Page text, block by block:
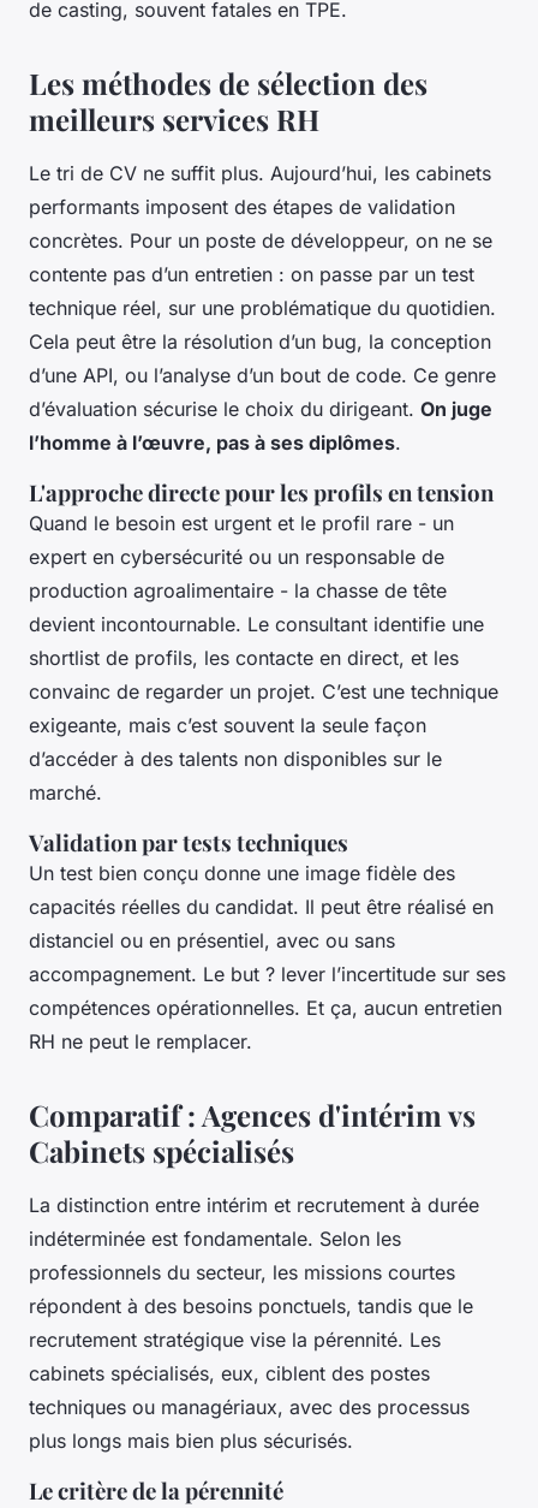
de casting, souvent fatales en TPE.
Les méthodes de sélection des
meilleurs services RH
Le tri de CV ne suffit plus. Aujourd’hui, les cabinets
performants imposent des étapes de validation
concrètes. Pour un poste de développeur, on ne se
contente pas d’un entretien : on passe par un test
technique réel, sur une problématique du quotidien.
Cela peut être la résolution d’un bug, la conception
d’une API, ou l’analyse d’un bout de code. Ce genre
d’évaluation sécurise le choix du dirigeant. On juge
l’homme à l’œuvre, pas à ses diplômes.
L'approche directe pour les profils en tension
Quand le besoin est urgent et le profil rare - un
expert en cybersécurité ou un responsable de
production agroalimentaire - la chasse de tête
devient incontournable. Le consultant identifie une
shortlist de profils, les contacte en direct, et les
convainc de regarder un projet. C’est une technique
exigeante, mais c’est souvent la seule façon
d’accéder à des talents non disponibles sur le
marché.
Validation par tests techniques
Un test bien conçu donne une image fidèle des
capacités réelles du candidat. Il peut être réalisé en
distanciel ou en présentiel, avec ou sans
accompagnement. Le but ? lever l’incertitude sur ses
compétences opérationnelles. Et ça, aucun entretien
RH ne peut le remplacer.
Comparatif : Agences d'intérim vs
Cabinets spécialisés
La distinction entre intérim et recrutement à durée
indéterminée est fondamentale. Selon les
professionnels du secteur, les missions courtes
répondent à des besoins ponctuels, tandis que le
recrutement stratégique vise la pérennité. Les
cabinets spécialisés, eux, ciblent des postes
techniques ou managériaux, avec des processus
plus longs mais bien plus sécurisés.
Le critère de la pérennité